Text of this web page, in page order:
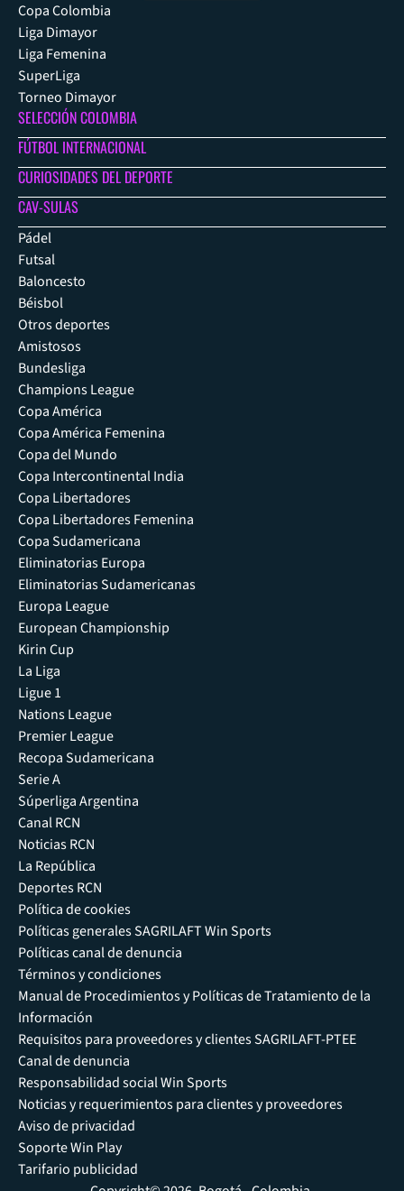
Copa Colombia
Liga Dimayor
Liga Femenina
SuperLiga
Torneo Dimayor
SELECCIÓN COLOMBIA
FÚTBOL INTERNACIONAL
CURIOSIDADES DEL DEPORTE
CAV-SULAS
Pádel
Futsal
Baloncesto
Béisbol
Otros deportes
Amistosos
Bundesliga
Champions League
Copa América
Copa América Femenina
Copa del Mundo
Copa Intercontinental India
Copa Libertadores
Copa Libertadores Femenina
Copa Sudamericana
Eliminatorias Europa
Eliminatorias Sudamericanas
Europa League
European Championship
Kirin Cup
La Liga
Ligue 1
Nations League
Premier League
Recopa Sudamericana
Serie A
Súperliga Argentina
Canal RCN
Noticias RCN
La República
Deportes RCN
Política de cookies
Políticas generales SAGRILAFT Win Sports
Políticas canal de denuncia
Términos y condiciones
Manual de Procedimientos y Políticas de Tratamiento de la
Información
Requisitos para proveedores y clientes SAGRILAFT-PTEE
Canal de denuncia
Responsabilidad social Win Sports
Noticias y requerimientos para clientes y proveedores
Aviso de privacidad
Soporte Win Play
Tarifario publicidad